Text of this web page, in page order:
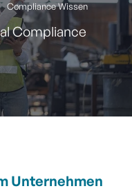
Compliance Wissen
Compliance
Unternehmen